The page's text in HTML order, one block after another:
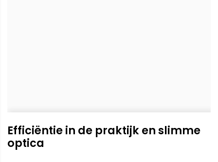
Efficiëntie in de praktijk en slimme
optica